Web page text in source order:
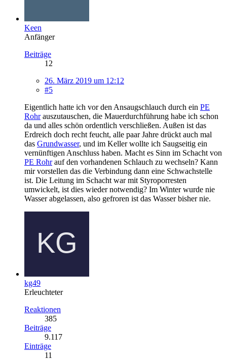
Keen
Anfänger
Beiträge
12
26. März 2019 um 12:12
#5
Eigentlich hatte ich vor den Ansaugschlauch durch ein PE
Rohrauszutauschen, die Mauerdurchführung habe ich schon
da und alles schön ordentlich verschließen. Außen ist das
Erdreich doch recht feucht, alle paar Jahre drückt auch mal
das Grundwasser, und im Keller wollte ich Saugseitig ein
vernünftigen Anschluss haben. Macht es Sinn im Schacht von
PE Rohrauf den vorhandenen Schlauch zu wechseln? Kann
mir vorstellen das die Verbindung dann eine Schwachstelle
ist. Die Leitung im Schacht war mit Styroporresten
umwickelt, ist dies wieder notwendig? Im Winter wurde nie
Wasser abgelassen, also gefroren ist das Wasser bisher nie.
kg49
Erleuchteter
Reaktionen
385
Beiträge
9.117
Einträge
11